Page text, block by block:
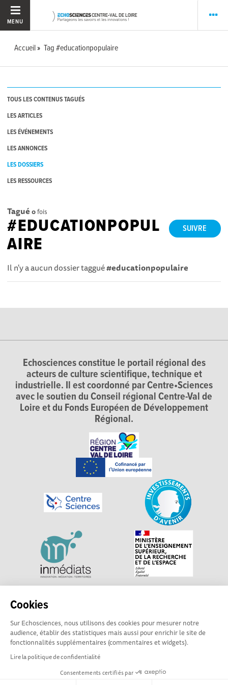
Cookies
Sur Echosciences, nous utilisons des cookies pour mesurer notre
audience, établir des statistiques mais aussi pour enrichir le site de
fonctionnalités supplémentaires (commentaires et widgets).
Lire la politique de confidentialité
Consentements certifiés par
MENU
Accueil Tag #educationpopulaire
TOUS LES CONTENUS TAGUÉS
LES ARTICLES
LES ÉVÉNEMENTS
LES ANNONCES
LES DOSSIERS
LES RESSOURCES
Tagué 0fois
SUIVRE
#EDUCATIONPOPUL
AIRE
Il n'y a aucun dossier taggué#educationpopulaire
Echosciences constitue le portail régional des
acteurs de culture scientifique, technique et
industrielle. Il est coordonné par Centre•Sciences
avec le soutien du Conseil régional Centre-Val de
Loire et du Fonds Européen de Développement
Régional.
Explorer, s’exprimer, rentrer en contact : Echosciences
sciences et de technologies du territoire. Propulsé par
Centre•Sciences/ Contact : echosciences@centre-
sciences.fr
Mentions légales|Politique de confidentialité